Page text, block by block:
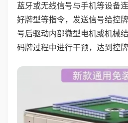
蓝牙或无线信号与手机等设备
好牌型等指令，发送信号给控
号后驱动内部微型电机或机械
码牌过程中进行干预，达到控牌